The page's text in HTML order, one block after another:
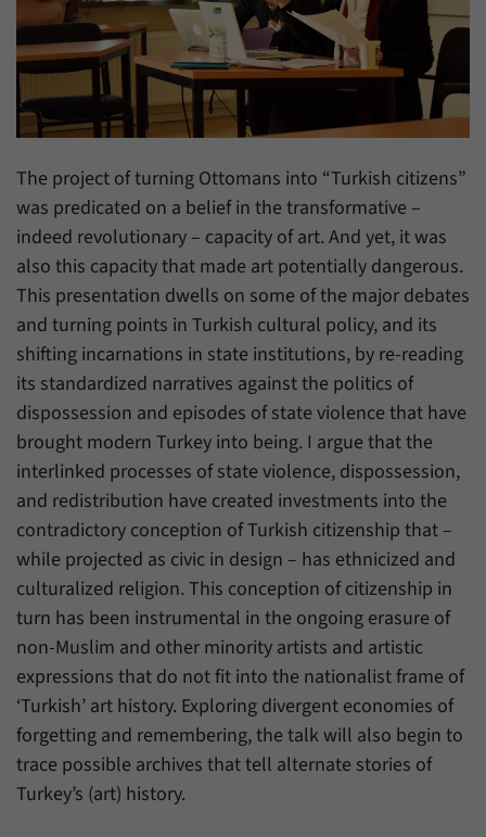
The project of turning Ottomans into “Turkish citizens”
was predicated on a belief in the transformative –
indeed revolutionary – capacity of art. And yet, it was
also this capacity that made art potentially dangerous.
This presentation dwells on some of the major debates
and turning points in Turkish cultural policy, and its
shifting incarnations in state institutions, by re-reading
its standardized narratives against the politics of
dispossession and episodes of state violence that have
brought modern Turkey into being. I argue that the
interlinked processes of state violence, dispossession,
and redistribution have created investments into the
contradictory conception of Turkish citizenship that –
while projected as civic in design – has ethnicized and
culturalized religion. This conception of citizenship in
turn has been instrumental in the ongoing erasure of
non-Muslim and other minority artists and artistic
expressions that do not fit into the nationalist frame of
‘Turkish’ art history. Exploring divergent economies of
forgetting and remembering, the talk will also begin to
trace possible archives that tell alternate stories of
Turkey’s (art) history.
Zweck
generierte ID, für die historische Speicherung
Ihrer vorgenommen Einstellungen, falls der
Webseiten-Betreiber dies eingestellt hat.
Name _pk_ref
Matomo
Laufzeit 6 Monate
Zweck
Mit diesem Cookie können wir speichern, von
welcher Internetseite oder Suchmaschine
Besucher durch eine Verlinkung auf unsere
Internetseite weitergeleitet wurden.
Name _pk_ses
Anbieter
Laufzeit 30 Minuten
Zweck
Mit diesem Cookie können wir für kurze Zeit
Daten über den aktuellen Aufenthalt von
Besuchern auf unserer Internetseite
speichern.